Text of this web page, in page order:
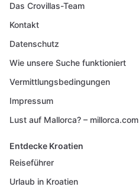
Das Crovillas-Team
Kontakt
Datenschutz
Wie unsere Suche funktioniert
Vermittlungsbedingungen
Impressum
Lust auf Mallorca? – millorca.com
Entdecke Kroatien
Reiseführer
Urlaub in Kroatien